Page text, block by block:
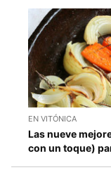
EN VITÓNICA
Las nueve
con un toque)